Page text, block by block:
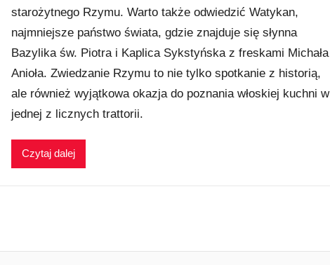
starożytnego Rzymu. Warto także odwiedzić Watykan,
najmniejsze państwo świata, gdzie znajduje się słynna
Bazylika św. Piotra i Kaplica Sykstyńska z freskami Michała
Anioła. Zwiedzanie Rzymu to nie tylko spotkanie z historią,
ale również wyjątkowa okazja do poznania włoskiej kuchni w
jednej z licznych trattorii.
Czytaj dalej